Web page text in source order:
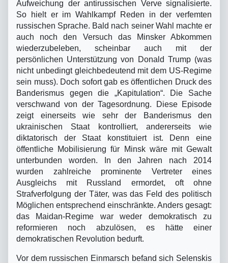
Aufweichung der antirussischen Verve signalisierte.
So hielt er im Wahlkampf Reden in der verfemten
russischen Sprache. Bald nach seiner Wahl machte er
auch noch den Versuch das Minsker Abkommen
wiederzubeleben, scheinbar auch mit der
persönlichen Unterstützung von Donald Trump (was
nicht unbedingt gleichbedeutend mit dem US-Regime
sein muss). Doch sofort gab es öffentlichen Druck des
Banderismus gegen die „Kapitulation“. Die Sache
verschwand von der Tagesordnung. Diese Episode
zeigt einerseits wie sehr der Banderismus den
ukrainischen Staat kontrolliert, andererseits wie
diktatorisch der Staat konstituiert ist. Denn eine
öffentliche Mobilisierung für Minsk wäre mit Gewalt
unterbunden worden. In den Jahren nach 2014
wurden zahlreiche prominente Vertreter eines
Ausgleichs mit Russland ermordet, oft ohne
Strafverfolgung der Täter, was das Feld des politisch
Möglichen entsprechend einschränkte. Anders gesagt:
das Maidan-Regime war weder demokratisch zu
reformieren noch abzulösen, es hätte einer
demokratischen Revolution bedurft.
Vor dem russischen Einmarsch befand sich Selenskis